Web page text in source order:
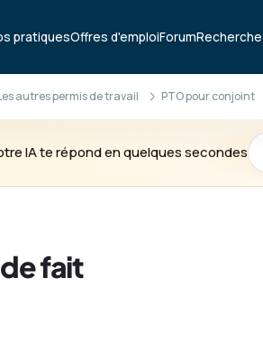
pratiquesOffres d'emploiForumRecherche
autres permis de travail PTO pour conjoint
IA te répond en quelques secondes
fait